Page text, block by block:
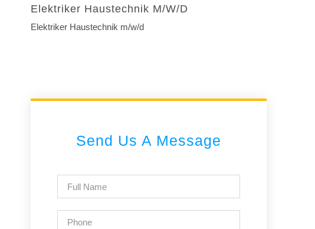
Elektriker Haustechnik M/w/d
Elektriker Haustechnik m/w/d
Send Us A Message